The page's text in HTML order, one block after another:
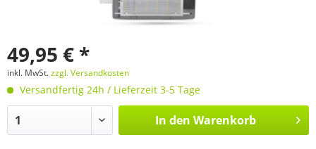
49,95 € *
inkl. MwSt.zzgl. Versandkosten
Versandfertig 24h / Lieferzeit 3-5 Tage
In den Warenkorb